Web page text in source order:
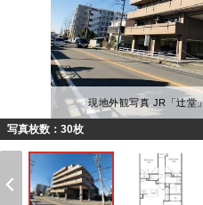
現地外観写真 JR「辻堂
写真枚数：30枚